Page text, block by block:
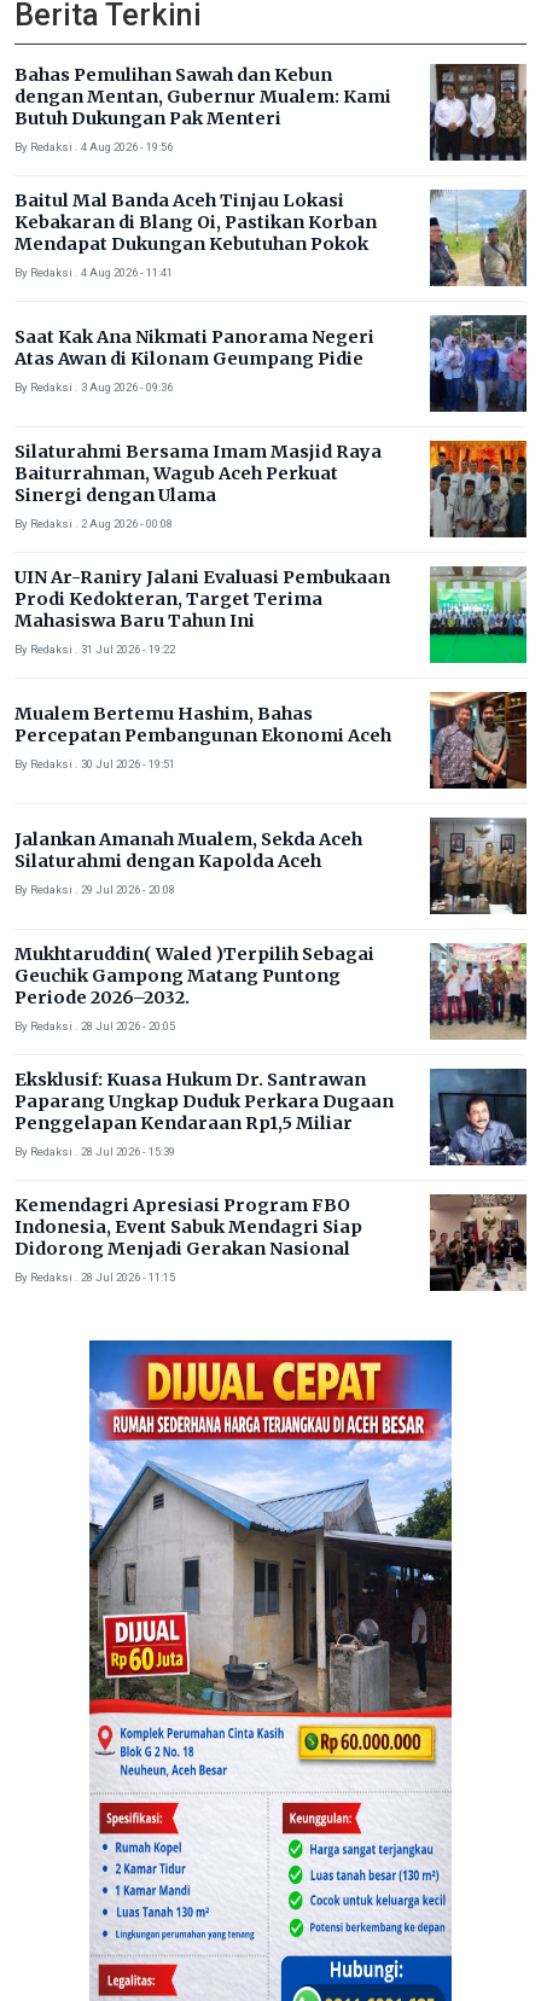
Berita Terkini
Bahas Pemulihan Sawah dan Kebun
dengan Mentan, Gubernur Mualem: Kami
Butuh Dukungan Pak Menteri
By Redaksi . 4 Aug 2026 - 19:56
Baitul Mal Banda Aceh Tinjau Lokasi
Kebakaran di Blang Oi, Pastikan Korban
Mendapat Dukungan Kebutuhan Pokok
By Redaksi . 4 Aug 2026 - 11:41
Saat Kak Ana Nikmati Panorama Negeri
Atas Awan di Kilonam Geumpang Pidie
By Redaksi . 3 Aug 2026 - 09:36
Silaturahmi Bersama Imam Masjid Raya
Baiturrahman, Wagub Aceh Perkuat
Sinergi dengan Ulama
By Redaksi . 2 Aug 2026 - 00:08
UIN Ar-Raniry Jalani Evaluasi Pembukaan
Prodi Kedokteran, Target Terima
Mahasiswa Baru Tahun Ini
By Redaksi . 31 Jul 2026 - 19:22
Mualem Bertemu Hashim, Bahas
Percepatan Pembangunan Ekonomi Aceh
By Redaksi . 30 Jul 2026 - 19:51
Jalankan Amanah Mualem, Sekda Aceh
Silaturahmi dengan Kapolda Aceh
By Redaksi . 29 Jul 2026 - 20:08
Mukhtaruddin( Waled )Terpilih Sebagai
Geuchik Gampong Matang Puntong
Periode 2026–2032.
By Redaksi . 28 Jul 2026 - 20:05
Eksklusif: Kuasa Hukum Dr. Santrawan
Paparang Ungkap Duduk Perkara Dugaan
Penggelapan Kendaraan Rp1,5 Miliar
By Redaksi . 28 Jul 2026 - 15:39
Kemendagri Apresiasi Program FBO
Indonesia, Event Sabuk Mendagri Siap
Didorong Menjadi Gerakan Nasional
By Redaksi . 28 Jul 2026 - 11:15